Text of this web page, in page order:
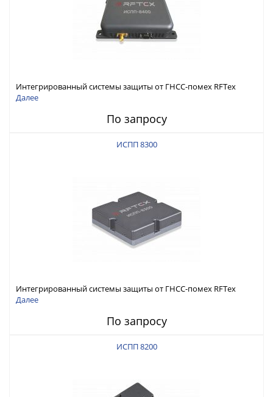
Интегрированный системы защиты от ГНСС-помех RFТех
ИСПП 8400
Далее
По запросу
ИСПП 8300
Интегрированный системы защиты от ГНСС-помех RFТех
ИСПП 8300
Далее
По запросу
ИСПП 8200